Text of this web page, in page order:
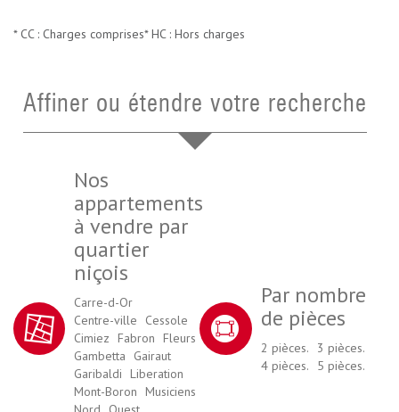
* CC : Charges comprises* HC : Hors charges
Affiner ou étendre votre recherche
Nos
appartements
à vendre par
quartier
niçois
Carre-d-Or
Centre-ville
Cessole
Cimiez Fabron Fleurs
Gambetta
Gairaut
Garibaldi Liberation
Mont-Boron Musiciens
Par nombre
de pièces
2 pièces.
3 pièces.
4 pièces.
5 pièces.